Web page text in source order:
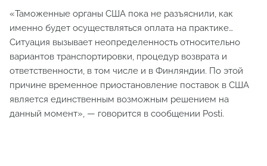
«Таможенные органы США пока не разъяснили, как
именно будет осуществляться оплата на практике…
Ситуация вызывает неопределенность относительно
вариантов транспортировки, процедур возврата и
ответственности, в том числе и в Финляндии. По этой
причине временное приостановление поставок в США
является единственным возможным решением на
данный момент», — говорится в сообщении Posti.